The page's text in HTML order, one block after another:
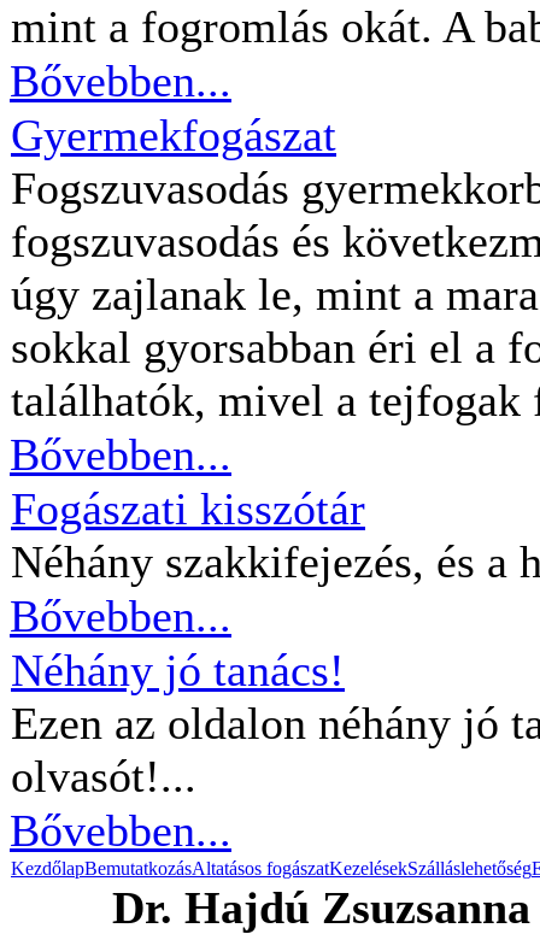
mint a fogromlás okát. A
Bővebben...
Gyermekfogászat
Fogszuvasodás
fogszuvasodás és
úgy zajlanak le, mint a
sokkal gyorsabban éri el a
találhatók, mivel a tejfogak
Bővebben...
Fogászati kisszótár
Néhány szakkifejezés, és a
Bővebben...
Néhány jó tanács!
Ezen az oldalon néhány jó
olvasót!...
Bővebben...
KezdőlapBemutatkozásAltatásos fogászatKezelésekSzálláslehetőség
Dr. Hajdú